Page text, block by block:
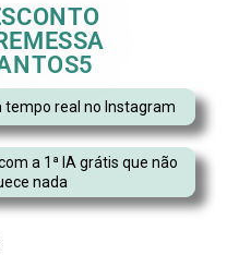
tempo real no Instagram
a 1ª IA grátis que não
nada